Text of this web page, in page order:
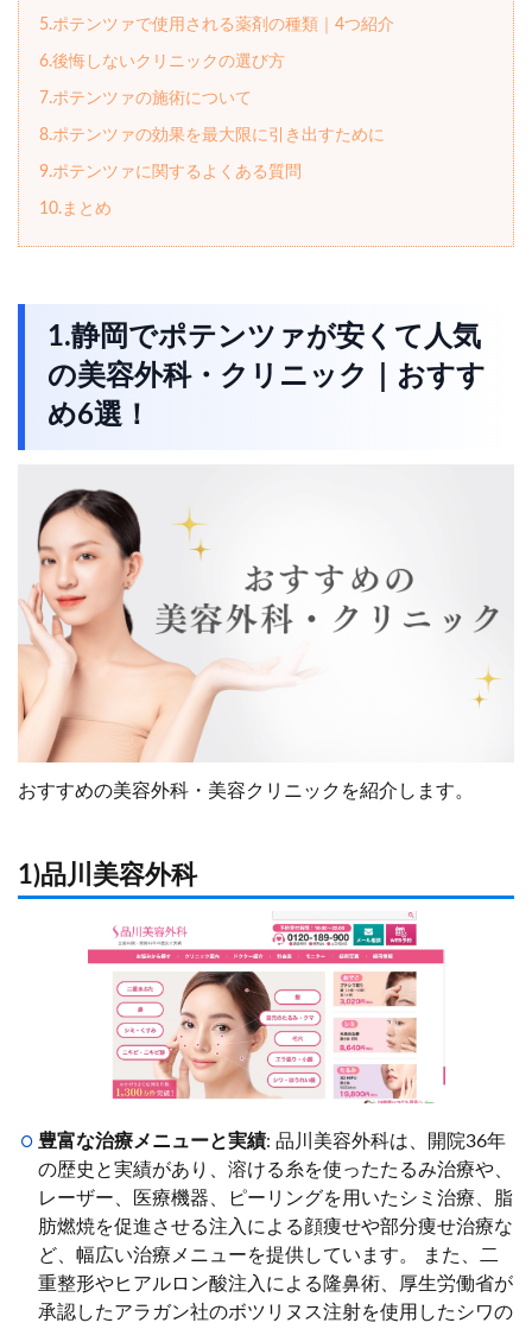
5.ポテンツァで使用される薬剤の種類｜4つ紹介
6.後悔しないクリニックの選び方
7.ポテンツァの施術について
8.ポテンツァの効果を最大限に引き出すために
9.ポテンツァに関するよくある質問
10.まとめ
1.静岡でポテンツァが安くて人気
の美容外科・クリニック｜おすす
め6選！
おすすめの美容外科・美容クリニックを紹介します。
1)品川美容外科
豊富な治療メニューと実績: 品川美容外科は、開院36年
の歴史と実績があり、溶ける糸を使ったたるみ治療や、
レーザー、医療機器、ピーリングを用いたシミ治療、脂
肪燃焼を促進させる注入による顔痩せや部分痩せ治療な
ど、幅広い治療メニューを提供しています。 また、二
重整形やヒアルロン酸注入による隆鼻術、厚生労働省が
承認したアラガン社のボツリヌス注射を使用したシワの